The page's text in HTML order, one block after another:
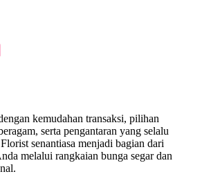
kemudahan transaksi, pilihan
serta pengantaran yang selalu
senantiasa menjadi bagian dari
melalui rangkaian bunga segar dan